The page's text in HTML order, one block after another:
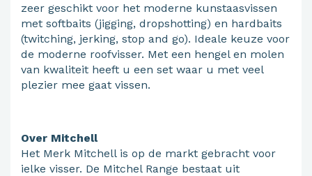
zeer geschikt voor het moderne kunstaasvissen
met softbaits (jigging, dropshotting) en hardbaits
(twitching, jerking, stop and go). Ideale keuze voor
de moderne roofvisser. Met een hengel en molen
van kwaliteit heeft u een set waar u met veel
plezier mee gaat vissen.
Over Mitchell
Het Merk Mitchell is op de markt gebracht voor
ielke visser. De Mitchel Range bestaat uit